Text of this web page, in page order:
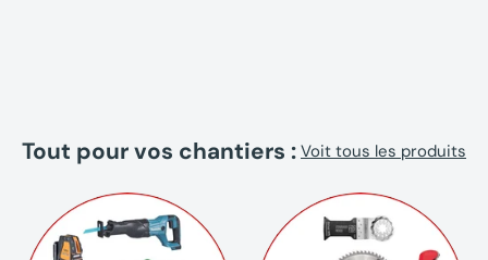
Tout pour vos chantiers : Voit tous les produits